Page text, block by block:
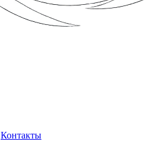
Контакты